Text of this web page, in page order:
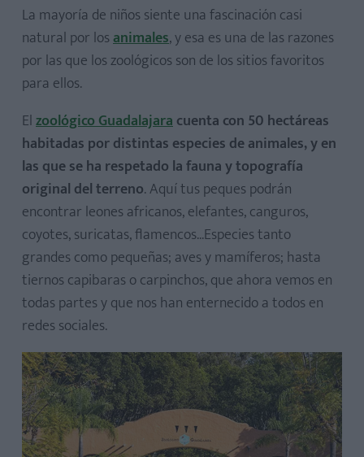
La mayoría de niños siente una fascinación casi
natural por losanimales, y esa es una de las razones
por las que los zoológicos son de los sitios favoritos
para ellos.
Elzoológico Guadalajaracuenta con 50 hectáreas
habitadas por distintas especies de animales, y en
las que se ha respetado la fauna y topografía
original del terreno. Aquí tus peques podrán
encontrar leones africanos, elefantes, canguros,
coyotes, suricatas, flamencos...Especies tanto
grandes como pequeñas; aves y mamíferos; hasta
tiernos capibaras o carpinchos, que ahora vemos en
todas partes y que nos han enternecido a todos en
redes sociales.